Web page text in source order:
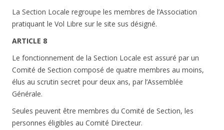
La Section Locale regroupe les membres de l’Association
pratiquant le Vol Libre sur le site sus désigné.
ARTICLE 8
Le fonctionnement de la Section Locale est assuré par un
Comité de Section composé de quatre membres au moins,
élus au scrutin secret pour deux ans, par l’Assemblée
Générale.
Seules peuvent être membres du Comité de Section, les
personnes éligibles au Comité Directeur.